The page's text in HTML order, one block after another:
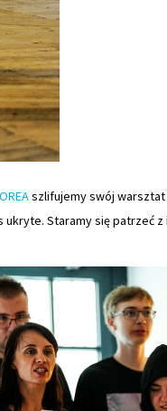
szlifujemy swój warsztat
Staramy się patrzeć z